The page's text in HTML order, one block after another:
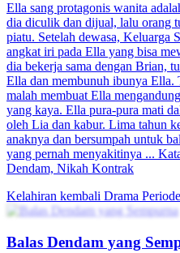
Ella sang protagonis wanita
dia diculik dan dijual, lalu orang
piatu. Setelah dewasa, Keluarga
angkat iri pada Ella yang bisa
dia bekerja sama dengan Brian,
Ella dan membunuh ibunya Ella.
malah membuat Ella
yang kaya. Ella pura-pura mati
oleh Lia dan kabur. Lima tahun
anaknya dan bersumpah untuk
yang pernah menyakitinya ...
Dendam, Nikah Kontrak
Kelahiran kembali Drama Periode
Balas Dendam yang